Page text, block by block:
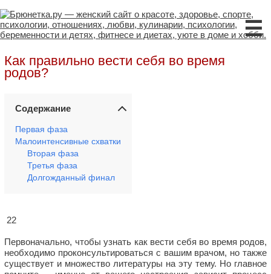
☰
Как правильно вести себя во время
родов?
Содержание
Первая фаза
Малоинтенсивные схватки
Вторая фаза
Третья фаза
Долгожданный финал
22
Первоначально, чтобы узнать как вести себя во время родов,
необходимо проконсультироваться с вашим врачом, но также
существует и множество литературы на эту тему. Но главное